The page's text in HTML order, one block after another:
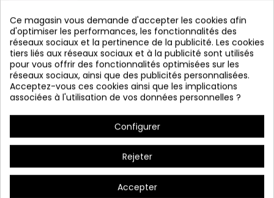
Portátil
Fer peint en or.
Tulipe en cristal d'Amber.
1 x E27
(bombilla not included)
28 x 45cm
Détails du produit
Ce magasin vous demande d'accepter les cookies afin
d'optimiser les performances, les fonctionnalités des
réseaux sociaux et la pertinence de la publicité. Les cookies
tiers liés aux réseaux sociaux et à la publicité sont utilisés
pour vous offrir des fonctionnalités optimisées sur les
réseaux sociaux, ainsi que des publicités personnalisées.
Acceptez-vous ces cookies ainsi que les implications
associées à l'utilisation de vos données personnelles ?
Configurer
Rejeter
Accepter